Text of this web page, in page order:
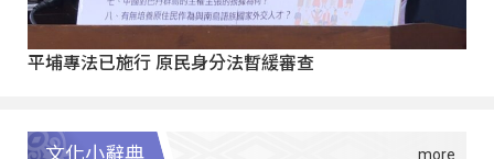
平埔專法已施行 原民身分法暫緩審查
文化小辭典